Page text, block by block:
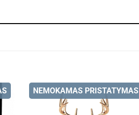
NEMOKAMAS PRISTATYMAS